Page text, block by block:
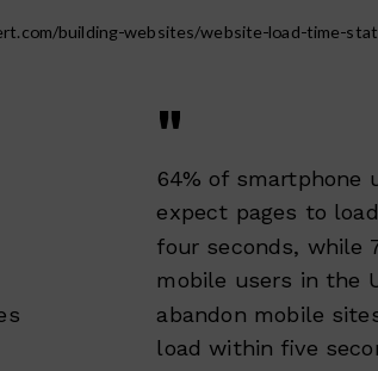
building-websites/website-load-time-
"
64% of smartphone
expect pages to
four seconds, while
mobile users in the
abandon mobile
load within five